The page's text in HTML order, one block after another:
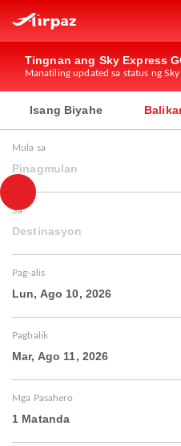
Tingnan ang Sky Express
Manatiling updated sa status ng
Isang Biyahe
Mula sa
Pinagmulan
Sa
Destinasyon
Pag-alis
Lun, Ago 10, 2026
Pagbalik
Mar, Ago 11, 2026
Mga Pasahero
1 Matanda